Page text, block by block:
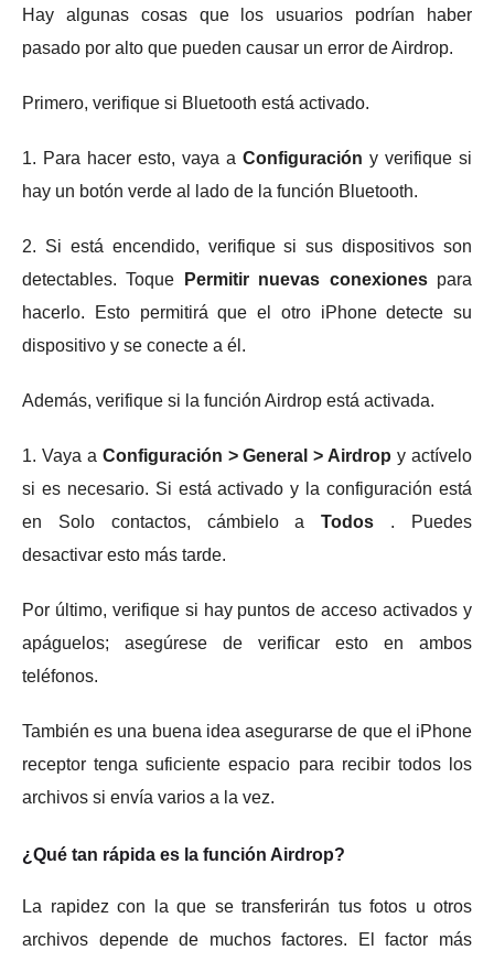
Hay algunas cosas que los usuarios podrían haber
pasado por alto que pueden causar un error de Airdrop.
Primero, verifique si Bluetooth está activado.
1. Para hacer esto, vaya a Configuración y verifique si
hay un botón verde al lado de la función Bluetooth.
2. Si está encendido, verifique si sus dispositivos son
detectables.Toque Permitir nuevas conexionespara
hacerlo.
Esto permitirá que el otro iPhone detecte su
dispositivo y se conecte a él.
Además, verifique si la función Airdrop está activada.
1. Vaya a Configuración > General > Airdrop y actívelo
si es necesario. Si está activado y la configuración está
en Solo contactos, cámbielo aTodos .
Puedes
desactivar esto más tarde.
Por último, verifique si hay puntos de acceso activados y
apáguelos; asegúrese de verificar esto en ambos
teléfonos.
También es una buena idea asegurarse de que el iPhone
receptor tenga suficiente espacio para recibir todos los
archivos si envía varios a la vez.
¿Qué tan rápida es la función Airdrop?
La rapidez con la que se transferirán tus fotos u otros
archivos depende de muchos factores.
El factor más